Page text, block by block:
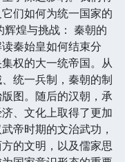
们如何为统一国家的
煌与挑战： 秦朝的
秦始皇如何结束分
权的大一统帝国。从
统一兵制，秦朝的制
图。随后的汉朝，承
、文化上取得了更加
帝时期的文治武功，
的文明，以及儒家思